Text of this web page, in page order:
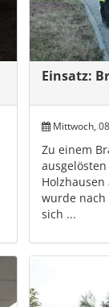
Einsatz:
Mittwoch,
Zu einem
wurde nach
sich ...